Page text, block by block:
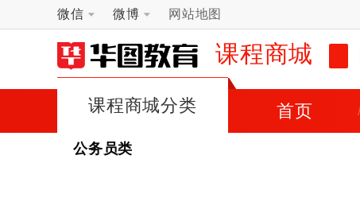
微信 微博 网站地图
课程商城
首页
课程商城分类
公务员类